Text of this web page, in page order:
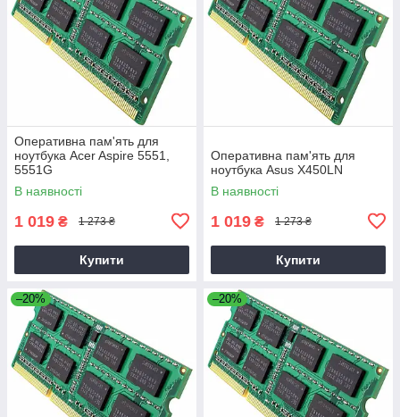
Оперативна пам'ять для
ноутбука Acer Aspire 5551,
5551G
В наявності
1 019 ₴ 1 273 ₴
Купити
Оперативна пам'ять для
ноутбука Asus X450LN
В наявності
1 019 ₴ 1 273 ₴
Купити
–20% –20%